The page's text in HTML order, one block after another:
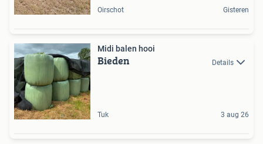
Oirschot Gisteren
Midi balen hooi
Bieden Details
Tuk 3 aug 26